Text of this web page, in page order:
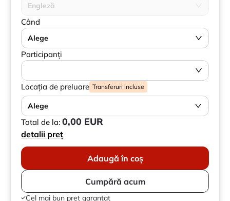
Engleză
Când
Alege
Participanți
Locația de preluare Transferuri incluse
Alege
Total de la: 0,00 EUR
detalii preț
Adaugă în coș
Cumpără acum
Cel mai bun preț garantat